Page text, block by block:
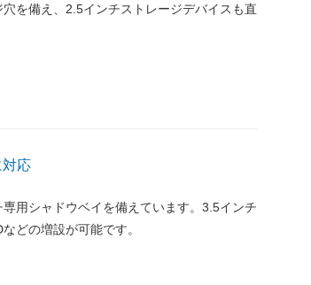
を備え、2.5インチストレージデバイスも直
応
用シャドウベイを備えています。3.5インチ
どの増設が可能です。